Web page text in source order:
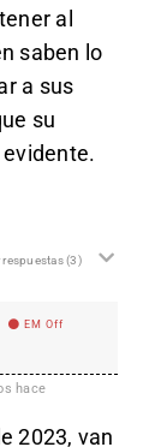
al
saben lo
a sus
su
respuestas(3)
EM Off
hace
2023, van